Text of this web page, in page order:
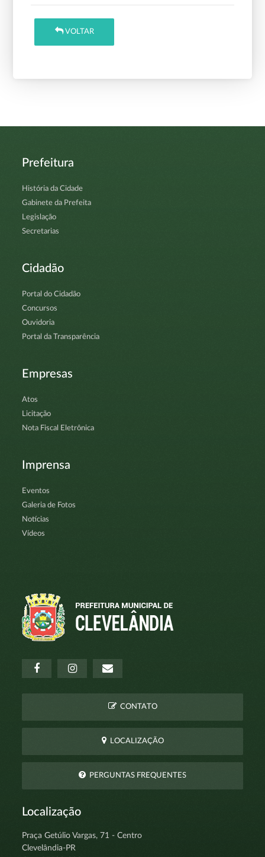
VOLTAR
Prefeitura
História da Cidade
Gabinete da Prefeita
Legislação
Secretarias
Cidadão
Portal do Cidadão
Concursos
Ouvidoria
Portal da Transparência
Empresas
Atos
Licitação
Nota Fiscal Eletrônica
Imprensa
Eventos
Galeria de Fotos
Notícias
Vídeos
CONTATO
LOCALIZAÇÃO
PERGUNTAS FREQUENTES
Localização
Praça Getúlio Vargas, 71 - Centro
Clevelândia-PR